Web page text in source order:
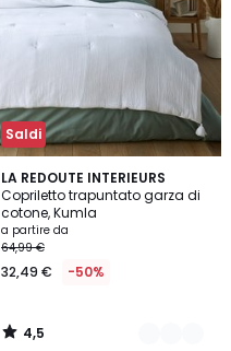
Saldi
LA REDOUTE INTERIEURS
Copriletto trapuntato garza di
cotone, Kumla
a partire da
64,99 €
32,49 € -50%
4,5
/ 5
9
Colori
4,5
/